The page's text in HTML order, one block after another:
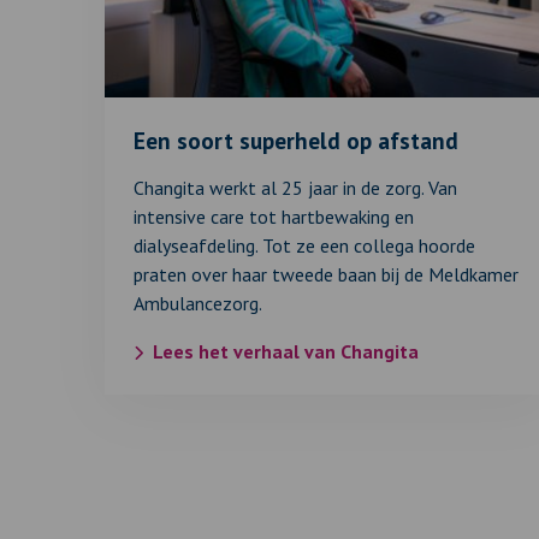
Een soort superheld op afstand
Changita werkt al 25 jaar in de zorg. Van
intensive care tot hartbewaking en
dialyseafdeling. Tot ze een collega hoorde
praten over haar tweede baan bij de Meldkamer
Ambulancezorg.
Lees het verhaal van Changita
op